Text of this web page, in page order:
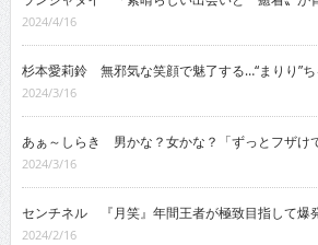
2024/4/16
杉本愛莉鈴 無邪気な笑顔で魅了する…“まりり”ち
2024/3/16
あぁ～しらき 男かな？女かな？「ずっとフザけ
2024/3/16
センチネル 『月笑』年間王者が極致目指して爆
2024/2/16